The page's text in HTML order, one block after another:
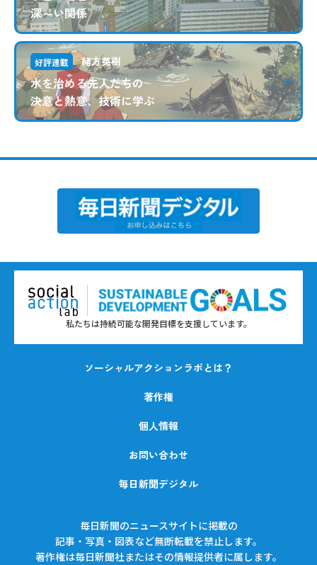
深～い関係
好評連載 緒方英樹
水を治める先人たちの
決意と熱意、技術に学ぶ
私たちは持続可能な開発目標を支援しています。
ソーシャルアクションラボとは？
著作権
個人情報
お問い合わせ
毎日新聞デジタル
毎日新聞のニュースサイトに掲載の
記事・写真・図表など無断転載を禁止します。
著作権は毎日新聞社またはその情報提供者に属します。